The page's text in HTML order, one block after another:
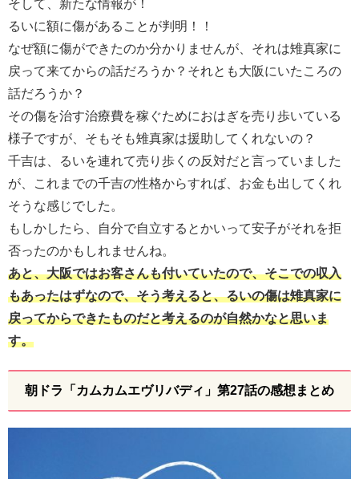
そして、新たな情報が！
るいに額に傷があることが判明！！
なぜ額に傷ができたのか分かりませんが、それは雉真家に
戻って来てからの話だろうか？それとも大阪にいたころの
話だろうか？
その傷を治す治療費を稼ぐためにおはぎを売り歩いている
様子ですが、そもそも雉真家は援助してくれないの？
千吉は、るいを連れて売り歩くの反対だと言っていました
が、これまでの千吉の性格からすれば、お金も出してくれ
そうな感じでした。
もしかしたら、自分で自立するとかいって安子がそれを拒
否ったのかもしれませんね。
あと、大阪ではお客さんも付いていたので、そこでの収入
もあったはずなので、そう考えると、るいの傷は雉真家に
戻ってからできたものだと考えるのが自然かなと思いま
す。
朝ドラ「カムカムエヴリバディ」第27話の感想まとめ